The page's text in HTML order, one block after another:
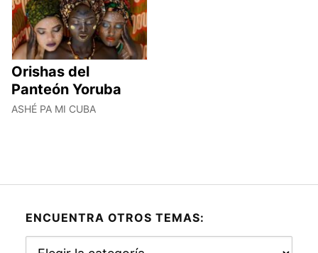
Orishas del
Panteón Yoruba
ASHÉ PA MI CUBA
ENCUENTRA OTROS TEMAS: